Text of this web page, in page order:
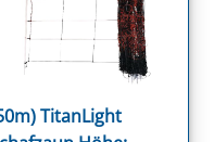
TitanLight